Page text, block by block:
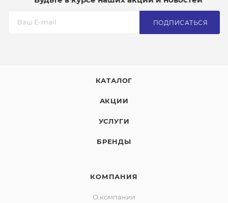
ПОДПИСАТЬСЯ
КАТАЛОГ
АКЦИИ
УСЛУГИ
БРЕНДЫ
КОМПАНИЯ
О компании